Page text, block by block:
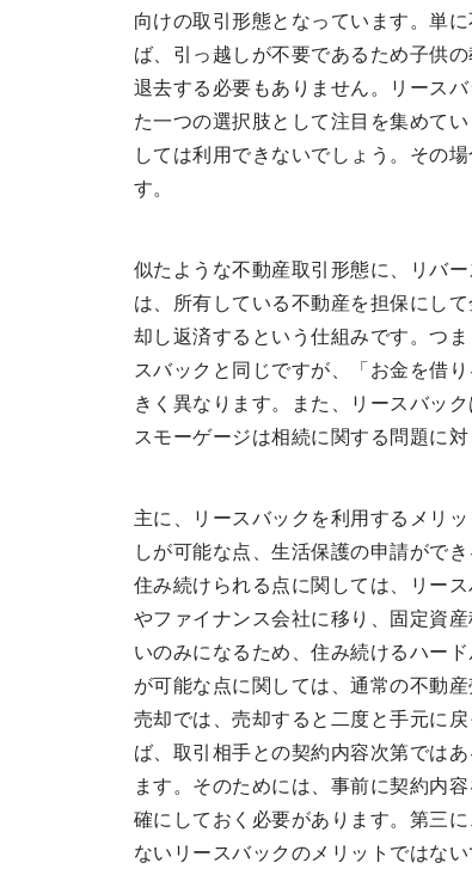
向けの取引形態となっています。単
ば、引っ越しが不要であるため子供
退去する必要もありません。リース
た一つの選択肢として注目を集めて
しては利用できないでしょう。その
す。
似たような不動産取引形態に、リバ
は、所有している不動産を担保にし
却し返済するという仕組みです。つ
スバックと同じですが、「お金を借
きく異なります。また、リースバッ
スモーゲージは相続に関する問題に
主に、リースバックを利用するメリ
しが可能な点、生活保護の申請がで
住み続けられる点に関しては、リー
やファイナンス会社に移り、固定資
いのみになるため、住み続けるハー
が可能な点に関しては、通常の不動
売却では、売却すると二度と手元に
ば、取引相手との契約内容次第では
ます。そのためには、事前に契約内
確にしておく必要があります。第三
ないリースバックのメリットではな